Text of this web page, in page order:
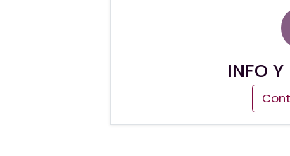
INFO Y